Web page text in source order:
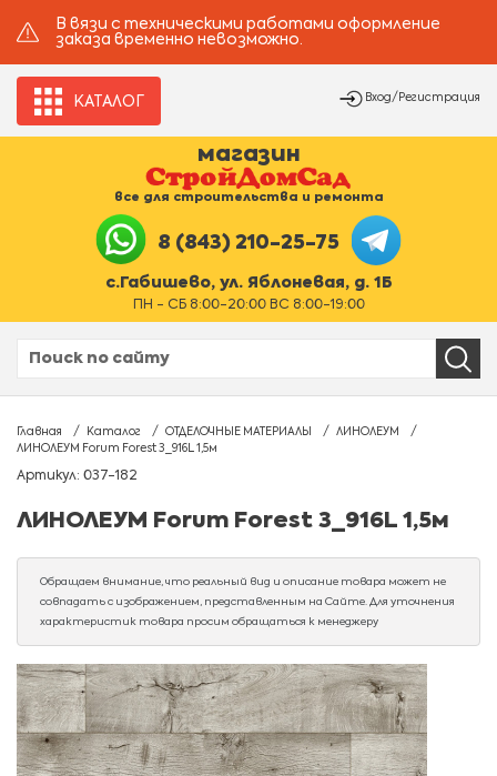
В вязи с техническими работами оформление
заказа временно невозможно.
КАТАЛОГ Вход/Регистрация
магазин
все для строительства и ремонта
8 (843) 210-25-75
с.Габишево, ул. Яблоневая, д. 1Б
ПН - СБ 8:00-20:00 ВС 8:00-19:00
Главная Каталог ОТДЕЛОЧНЫЕ МАТЕРИАЛЫ
ЛИНОЛЕУМ
ЛИНОЛЕУМ Forum Forest 3_916L 1,5м
Артикул: 037-182
ЛИНОЛЕУМ Forum Forest 3_916L 1,5м
Обращаем внимание, что реальный вид и описание товара может не
совпадать с изображением, представленным на Сайте. Для уточнения
характеристик товара просим обращаться к менеджеру